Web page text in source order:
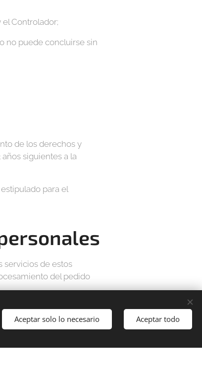
Controlador;
no puede concluirse sin
de los derechos y
siguientes a la
para el
servicios de estos
del pedido
Aceptar solo lo necesario Aceptar todo